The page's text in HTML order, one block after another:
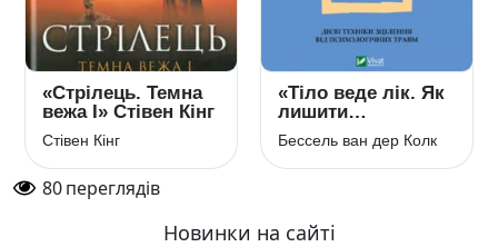
«Стрілець. Темна
вежа I» Стівен Кінг
Стівен Кінг
«Тіло веде лік. Як
лишити
психотравми в
минулому»
Бессель ван дер
Бессель ван дер Колк
80переглядів
Новинки на сайті